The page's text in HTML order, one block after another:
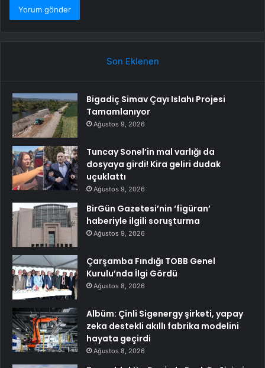
Son Eklenen
Bigadiç Simav Çayı Islahı Projesi
Tamamlanıyor
Ağustos 9, 2026
Tuncay Sonel’in mal varlığı da
dosyaya girdi! Kira geliri dudak
uçuklattı
Ağustos 9, 2026
BirGün Gazetesi’nin ‘figüran’
haberiyle ilgili soruşturma
Ağustos 9, 2026
Çarşamba Fındığı TOBB Genel
Kurulu’nda İlgi Gördü
Ağustos 8, 2026
Albüm: Çinli Sigenergy şirketi, yapay
zeka destekli akıllı fabrika modelini
hayata geçirdi
Ağustos 8, 2026